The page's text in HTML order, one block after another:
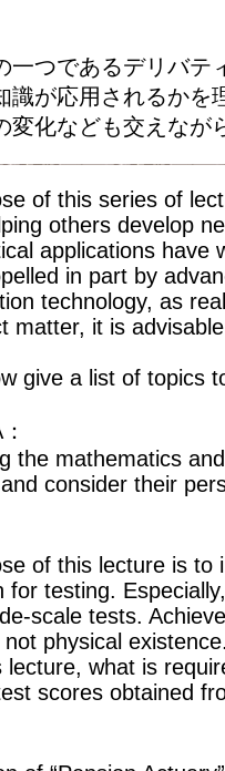
一つであるデリバテ
識が応用されるか
変化なども交えなが
of this series of
others develop
applications have
in part by
technology, as
matter, it is
give a list of topics
the mathematics
consider their
of this lecture is to
for testing.
scale tests.
physical
lecture, what is
scores obtained